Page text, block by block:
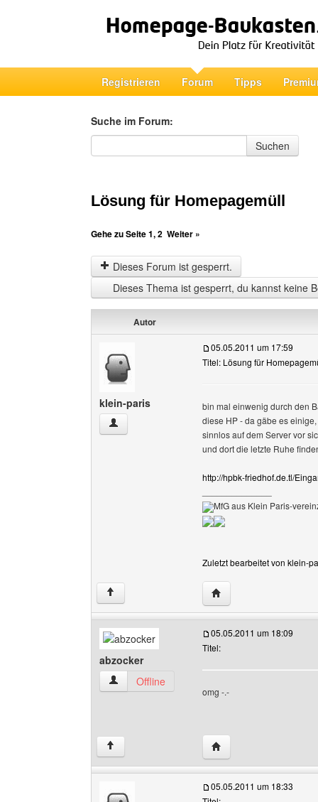
Registrieren Forum Tipps
Suche im Forum:
Suche im Forum
Suchen
Lösung für Homepagemüll
Gehe zu Seite1,2 Weiter »
Dieses Forum ist gesperrt.
Dieses Thema ist gesperrt, du kannst keine
Autor
klein-paris
klein-paris Benutzer-Profile anzeigen
05.05.2011 um 17:59
Titel: Lösung für
bin mal einwenig durch den
diese HP - da gäbe es
sinnlos auf dem Server vor
und dort die letzte Ruhe
http://hpbk-friedhof.de.tl/
MfG aus Klein Paris-
Zuletzt bearbeitet von klein-
↑ Website dieses
abzocker
abzocker Benutzer-Profile anzeigen
Offline
05.05.2011 um 18:09
Titel:
omg -.-
↑ Website dieses
05.05.2011 um 18:33